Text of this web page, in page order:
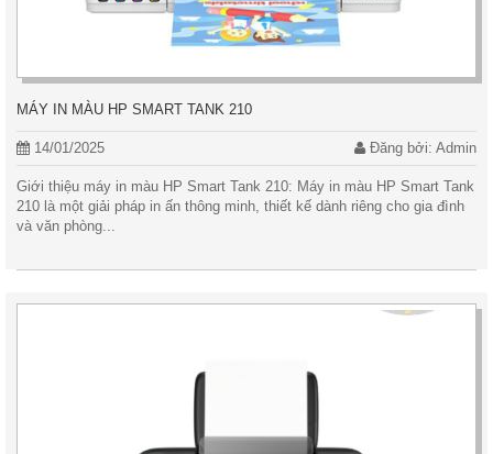
MÁY IN MÀU HP SMART TANK 210
14/01/2025 Đăng bởi: Admin
Giới thiệu máy in màu HP Smart Tank 210: Máy in màu HP Smart Tank
210 là một giải pháp in ấn thông minh, thiết kế dành riêng cho gia đình
và văn phòng...